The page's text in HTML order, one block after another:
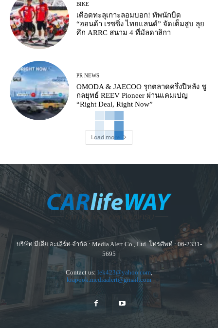
BIKE
เดือดทะลุเกาะลอมบอก! ทัพนักบิด
“ฮอนด้า เรซซิ่ง ไทยแลนด์” จัดเต็มสูบ ลุย
ศึก ARRC สนาม 4 ที่มัลดาลิกา
PR NEWS
OMODA & JAECOO รุกตลาดครึ่งปีหลัง ชู
กลยุทธ์ REEV Pioneer ผ่านแคมเปญ
“Right Deal, Right Now”
Load more
บริษัท มีเดีย อะเลิร์ท จำกัด : Media Alert Co., Ltd. โทรศัพท์ : 06-2331-
5695
Contact us: lek423@yahoo.com,
krapook.mediaalert@gmail.com